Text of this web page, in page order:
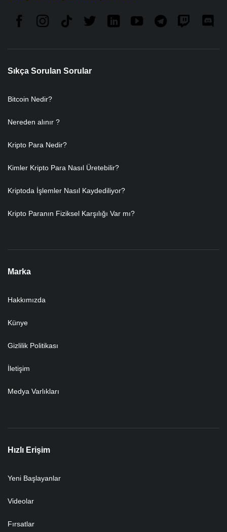
Sıkça Sorulan Sorular
Bitcoin Nedir?
Nereden alınır ?
Kripto Para Nedir?
Kimler Kripto Para Nasıl Üretebilir?
Kriptoda İşlemler Nasıl Kaydediliyor?
Kripto Paranın Fiziksel Karşılığı Var mı?
Marka
Hakkımızda
Künye
Gizlilik Politikası
İletişim
Medya Varlıkları
Hızlı Erişim
Yeni Başlayanlar
Videolar
Fırsatlar